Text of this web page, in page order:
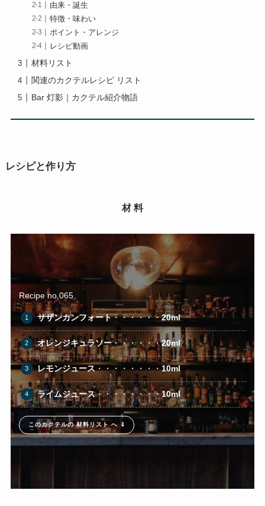
由来・誕生
特徴・味わい
ポイント・アレンジ
レシピ動画
材料リスト
関連のカクテルレシピ リスト
Bar 灯影｜カクテル紹介物語
レシピと作り方
材 料
Recipe no.065
サザンカンフォート・・・・・・20ml
オレンジキュラソー・・・・・・20ml
レモンジュース・・・・・・・・10ml
ライムジュース・・・・・・・・10ml
このカクテルの 材料リスト へ ⇓